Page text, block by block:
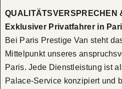
QUALITÄTSVERSPRECHEN
Exklusiver Privatfahrer in
Bei Paris Prestige Van steht
Mittelpunkt unseres
Paris. Jede Dienstleistung ist
Palace-Service konzipiert und